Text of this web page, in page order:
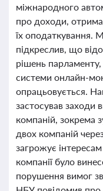
міжнародного
про доходи,
їх оподаткування.
підкреслив, що
рішень парламенту,
системи онлайн-
опрацьовується.
застосував заходи
компаній, зокрема
двох компаній
загрожує
компанії було
порушення вимог